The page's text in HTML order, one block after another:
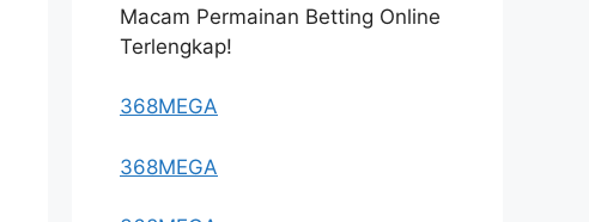
Macam Permainan Betting Online
Terlengkap!
368MEGA
368MEGA